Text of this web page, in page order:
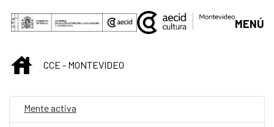
Saltar al contenido principal
MENÚ
INICIOCCE - MONTEVIDEO
Mente activa